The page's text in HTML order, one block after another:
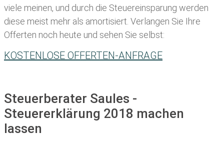
viele meinen, und durch die Steuereinsparung werden
diese meist mehr als amortisiert. Verlangen Sie Ihre
Offerten noch heute und sehen Sie selbst:
KOSTENLOSE OFFERTEN-ANFRAGE
Steuerberater Saules -
Steuererklärung 2018 machen
lassen